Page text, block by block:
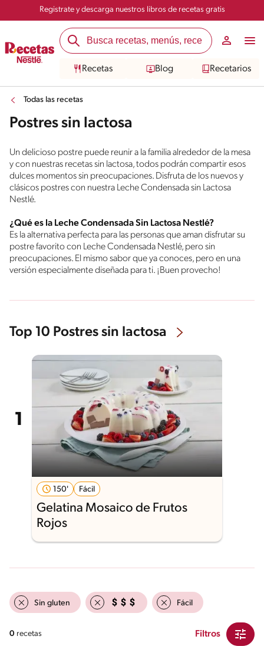
Registrate y descarga nuestros libros de recetas gratis
Recetas Blog Recetarios
Todas las recetas
Postres sin lactosa
Un delicioso postre puede reunir a la familia alrededor de la mesa
y con nuestras recetas sin lactosa, todos podrán compartir esos
dulces momentos sin preocupaciones. Disfruta de los nuevos y
clásicos postres con nuestra Leche Condensada sin Lactosa
Nestlé.
¿Qué es la Leche Condensada Sin Lactosa Nestlé?
Es la alternativa perfecta para las personas que aman disfrutar su
postre favorito con Leche Condensada Nestlé, pero sin
preocupaciones. El mismo sabor que ya conoces, pero en una
versión especialmente diseñada para ti. ¡Buen provecho!
Top 10 Postres sin lactosa
150' Fácil
Gelatina Mosaico de Frutos
Rojos
Sin gluten Fácil
0 recetas Filtros